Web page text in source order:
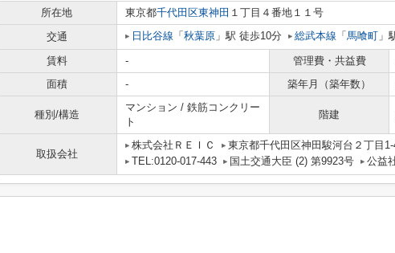
所在地 東京都千代田区東神田 １丁目４番地１１号
交通
日比谷線 「 秋葉原 」駅 徒歩10分 総武本線 「 馬喰町 」
賃料 - 管理費・共益費
面積
- 築年月（築年数）
種別/構造
マンション / 鉄筋コンクリー
ト
階建
取扱会社
株式会社ＲＥＩＣ
東京都千代田区神田駿河台２丁目
TEL:0120-017-443
国土交通大臣 (2) 第9923号 公益